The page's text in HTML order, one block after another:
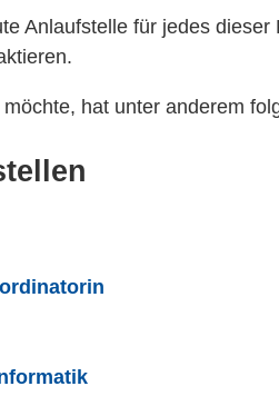
Anlaufstelle für jedes dieser
hat unter anderem